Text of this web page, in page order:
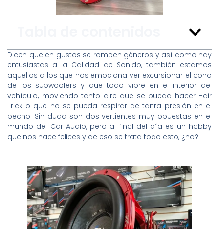
Dicen que en gustos se rompen géneros y así como hay
entusiastas a la Calidad de Sonido, también estamos
aquellos a los que nos emociona ver excursionar el cono
de los subwoofers y que todo vibre en el interior del
vehículo, moviendo tanto aire que se pueda hacer Hair
Trick o que no se pueda respirar de tanta presión en el
pecho. Sin duda son dos vertientes muy opuestas en el
mundo del Car Audio, pero al final del día es un hobby
que nos hace felices y de eso se trata todo esto, ¿no?